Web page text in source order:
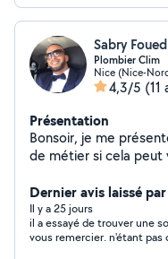
Sabry
Plombier Clim
Nice (Nice-
4,3/5 (11
Présentation
Bonsoir, je me
de métier si cela peut
pose climatisation et
Dernier avis laissé
Il y a 25 jours
il a essayé de trouver une
vous remercier. n'étant